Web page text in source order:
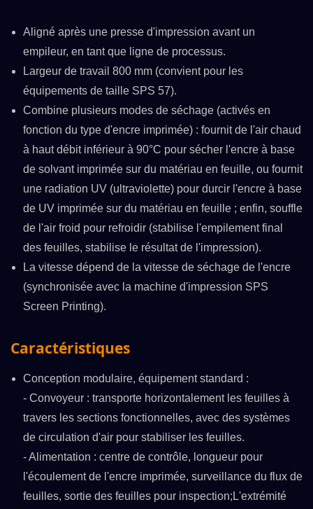
Aligné après une presse d'impression avant un
empileur, en tant que ligne de processus.
Largeur de travail 800 mm (convient pour les
équipements de taille SPS 57).
Combine plusieurs modes de séchage (activés en
fonction du type d'encre imprimée) : fournit de l'air chaud
à haut débit inférieur à 90°C pour sécher l'encre à base
de solvant imprimée sur du matériau en feuille, ou fournit
une radiation UV (ultraviolette) pour durcir l'encre à base
de UV imprimée sur du matériau en feuille ; enfin, souffle
de l'air froid pour refroidir (stabilise l'empilement final
des feuilles, stabilise le résultat de l'impression).
La vitesse dépend de la vitesse de séchage de l'encre
(synchronisée avec la machine d'impression SPS
Screen Printing).
Caractéristiques
Conception modulaire, équipement standard :
- Convoyeur : transporte horizontalement les feuilles à
travers les sections fonctionnelles, avec des systèmes
de circulation d'air pour stabiliser les feuilles.
- Alimentation : centre de contrôle, longueur pour
l'écoulement de l'encre imprimée, surveillance du flux de
feuilles, sortie des feuilles pour inspection;L'extrémité